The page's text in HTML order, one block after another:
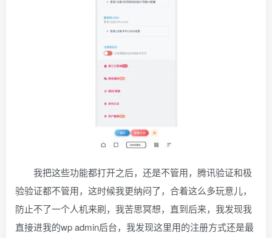
我把这些功能都打开之后，还是不管用，腾讯验证和极
验验证都不管用，这时候我更纳闷了，合着这么多玩意儿，
防止不了一个人机来刷，我苦思冥想，直到后来，我发现我
直接进我的wp admin后台，我发现这里用的注册方式还是最